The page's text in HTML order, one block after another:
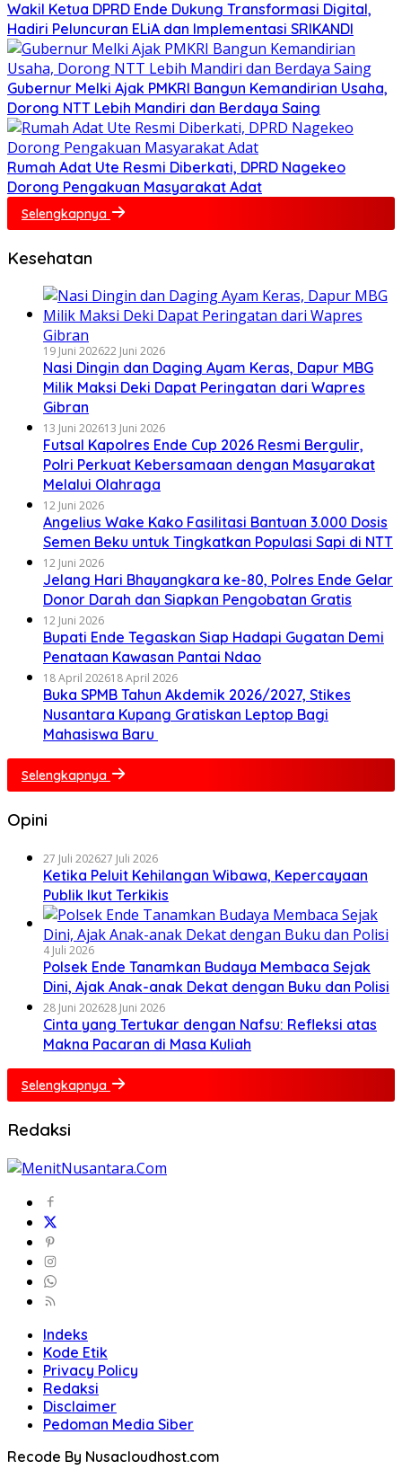
Wakil Ketua DPRD Ende Dukung Transformasi Digital,
Hadiri Peluncuran ELiA dan Implementasi SRIKANDI
Gubernur Melki Ajak PMKRI Bangun Kemandirian Usaha,
Dorong NTT Lebih Mandiri dan Berdaya Saing
Rumah Adat Ute Resmi Diberkati, DPRD Nagekeo
Dorong Pengakuan Masyarakat Adat
Selengkapnya
Kesehatan
19 Juni 202622 Juni 2026
Nasi Dingin dan Daging Ayam Keras, Dapur MBG
Milik Maksi Deki Dapat Peringatan dari Wapres
Gibran
13 Juni 202613 Juni 2026
Futsal Kapolres Ende Cup 2026 Resmi Bergulir,
Polri Perkuat Kebersamaan dengan Masyarakat
Melalui Olahraga
12 Juni 2026
Angelius Wake Kako Fasilitasi Bantuan 3.000 Dosis
Semen Beku untuk Tingkatkan Populasi Sapi di NTT
12 Juni 2026
Jelang Hari Bhayangkara ke-80, Polres Ende Gelar
Donor Darah dan Siapkan Pengobatan Gratis
12 Juni 2026
Bupati Ende Tegaskan Siap Hadapi Gugatan Demi
Penataan Kawasan Pantai Ndao
18 April 202618 April 2026
Buka SPMB Tahun Akdemik 2026/2027, Stikes
Nusantara Kupang Gratiskan Leptop Bagi
Mahasiswa Baru
Selengkapnya
Opini
27 Juli 202627 Juli 2026
Ketika Peluit Kehilangan Wibawa, Kepercayaan
Publik Ikut Terkikis
4 Juli 2026
Polsek Ende Tanamkan Budaya Membaca Sejak
Dini, Ajak Anak-anak Dekat dengan Buku dan Polisi
28 Juni 202628 Juni 2026
Cinta yang Tertukar dengan Nafsu: Refleksi atas
Makna Pacaran di Masa Kuliah
Selengkapnya
Redaksi
Indeks
Kode Etik
Privacy Policy
Redaksi
Disclaimer
Pedoman Media Siber
Recode By Nusacloudhost.com